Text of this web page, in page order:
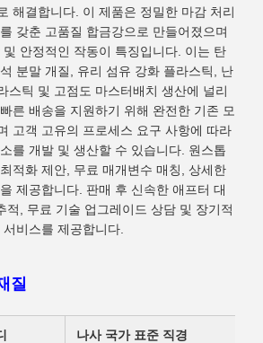
해결합니다. 이 제품은 정밀한 마감 처리
갖춘 고품질 합금강으로 만들어졌으며
안정적인 작동이 특징입니다. 이는 탄
분말 개질, 유리 섬유 강화 플라스틱, 난
스틱 및 고점도 마스터배치 생산에 널리
른 배송을 지원하기 위해 완전한 기존 모
고객 고유의 프로세스 요구 사항에 따라
를 개발 및 생산할 수 있습니다. 원스톱
적화 제안, 무료 매개변수 매칭, 상세한
제공합니다. 판매 후 신속한 애프터 대
적, 무료 기술 업그레이드 상담 및 장기적
비스를 제공합니다.
질
나사 국가 표준 직경